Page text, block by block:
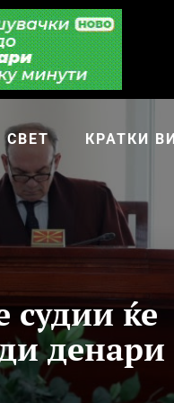
СВЕТ КРАТКИ
судии ќе
денари